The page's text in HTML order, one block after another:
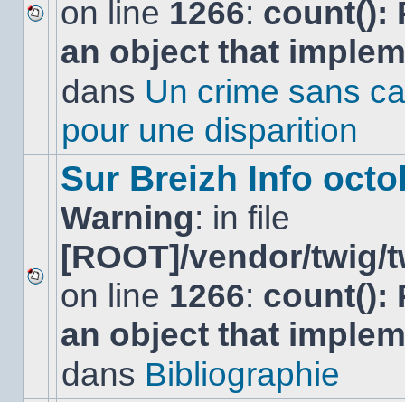
Aucun
nouveau
message
sujet.
on line 1266: count():
an object that
dans Un crime sans
pour une disparition
Aucun
nouveau
message
non-
dans
Sur Breizh Info
Warning: in file
[ROOT]/vendor/
on line 1266: count():
an object that
dans Bibliographie